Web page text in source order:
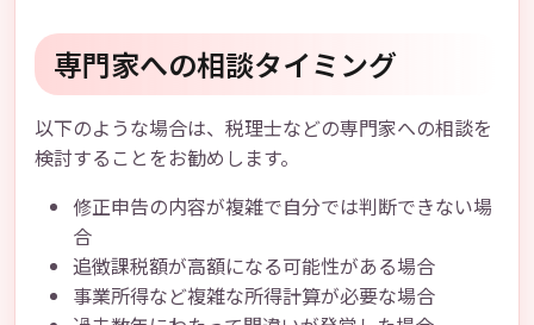
専門家への相談タイミング
以下のような場合は、税理士などの専門家への相談を
検討することをお勧めします。
修正申告の内容が複雑で自分では判断できない場
合
追徴課税額が高額になる可能性がある場合
事業所得など複雑な所得計算が必要な場合